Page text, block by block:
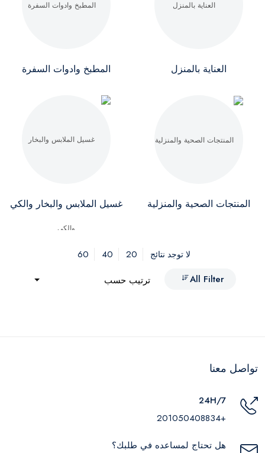
العناية بالمنزل المطبخ وادوات السفرة
المنتجات الصحية والمنزلية غسيل الملابس والبخار والكي
لا توجد نتائج 20
40
60
All Filter
ترتيب حسب
تواصل معنا
24H/7
+201050408834
هل تحتاج لمساعده في طلبك؟